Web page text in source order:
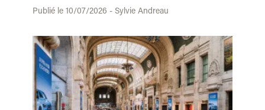
Publié le 10/07/2026 - Sylvie Andreau